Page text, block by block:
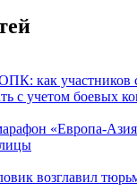
как участников
с учетом боевых
«Европа-
возглавил